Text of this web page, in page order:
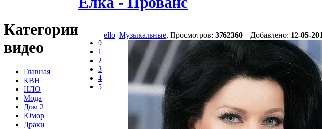
Категории
видео
Главная
КВН
НЛО
Мода
Дом 2
Юмор
Драки
0
1
2
3
4
5
ello Музыкальные, Просмотров: 3762360 Добавлено: 12-05-